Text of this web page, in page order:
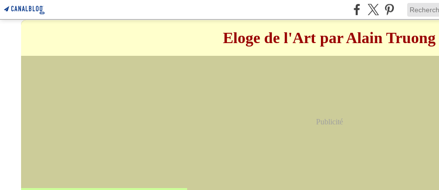
Eloge de l'Art par Alain Truong
Publicité